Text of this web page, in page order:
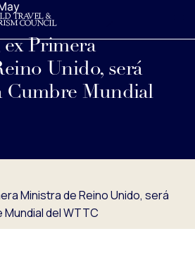
ex Primera
Unido, será
Cumbre Mundial
debajo.
Ministra de Reino Unido, será
del WTTC